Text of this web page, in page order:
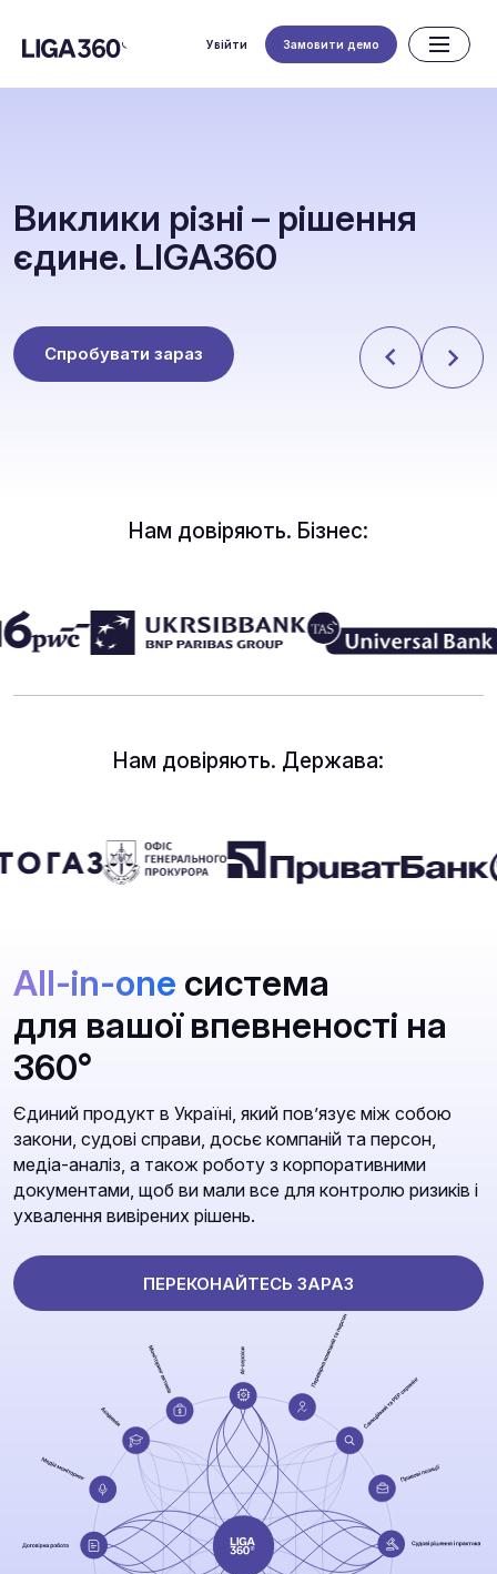
Увійти Замовити демо
Виклики різні – рішення
єдине. LIGA360
Спробувати зараз
Нам довіряють. Бізнес:
Нам довіряють. Держава:
All-in-one система
для вашої впевненості на
360°
Єдиний продукт в Україні, який повʼязує між собою
закони, судові справи, досьє компаній та персон,
медіа-аналіз, а також роботу з корпоративними
документами, щоб ви мали все для контролю ризиків і
ухвалення вивірених рішень.
ПЕРЕКОНАЙТЕСЬ ЗАРАЗ